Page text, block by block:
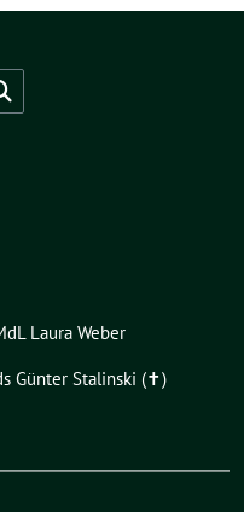
Laura Weber
Günter Stalinski (✝︎)